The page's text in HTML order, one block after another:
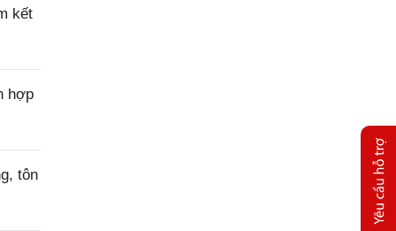
kết
hợp
tôn